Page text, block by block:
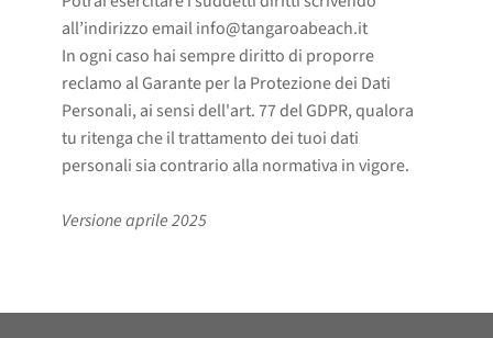
all’indirizzo email info@tangaroabeach.it
In ogni caso hai sempre diritto di proporre
reclamo al Garante per la Protezione dei Dati
Personali, ai sensi dell'art. 77 del GDPR, qualora
tu ritenga che il trattamento dei tuoi dati
personali sia contrario alla normativa in vigore.
Versione aprile 2025